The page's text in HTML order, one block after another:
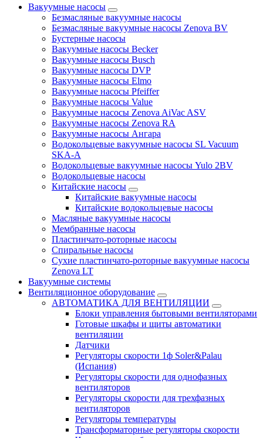
Вакуумные насосы
Безмасляные вакуумные насосы
Безмасляные вакуумные насосы Zenova BV
Бустерные насосы
Вакуумные насосы Becker
Вакуумные насосы Busch
Вакуумные насосы DVP
Вакуумные насосы Elmo
Вакуумные насосы Pfeiffer
Вакуумные насосы Value
Вакуумные насосы Zenova AiVac ASV
Вакуумные насосы Zenova RA
Вакуумные насосы Ангара
Водокольцевые вакуумные насосы SL Vacuum
SKA-A
Водокольцевые вакуумные насосы Yulo 2BV
Водокольцевые насосы
Китайские насосы
Китайские вакуумные насосы
Китайские водокольцевые насосы
Масляные вакуумные насосы
Мембранные насосы
Пластинчато-роторные насосы
Спиральные насосы
Сухие пластинчато-роторные вакуумные насосы
Zenova LT
Вакуумные системы
Вентиляционное оборудование
АВТОМАТИКА ДЛЯ ВЕНТИЛЯЦИИ
Блоки управления бытовыми вентиляторами
Готовые шкафы и щиты автоматики
вентиляции
Датчики
Регуляторы скорости 1ф Soler&Palau
(Испания)
Регуляторы скорости для однофазных
вентиляторов
Регуляторы скорости для трехфазных
вентиляторов
Регуляторы температуры
Трансформаторные регуляторы скорости